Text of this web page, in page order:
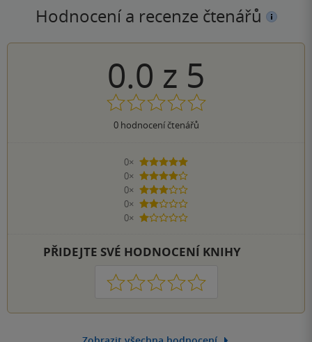
Hodnocení a recenze čtenářů
0.0 z 5
0hodnocení čtenářů
0×
5 hvězdiček
0×
4 hvězdičky
0×
3 hvězdičky
0×
2 hvězdičky
0×
1 hvezdička
PŘIDEJTE SVÉ HODNOCENÍ KNIHY
1 2 3 4 5